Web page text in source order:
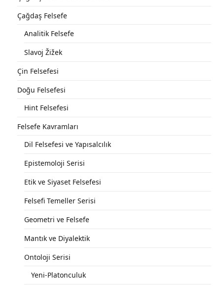
Çağdaş Felsefe
Analitik Felsefe
Slavoj Žižek
Çin Felsefesi
Doğu Felsefesi
Hint Felsefesi
Felsefe Kavramları
Dil Felsefesi ve Yapısalcılık
Epistemoloji Serisi
Etik ve Siyaset Felsefesi
Felsefi Temeller Serisi
Geometri ve Felsefe
Mantık ve Diyalektik
Ontoloji Serisi
Yeni-Platonculuk